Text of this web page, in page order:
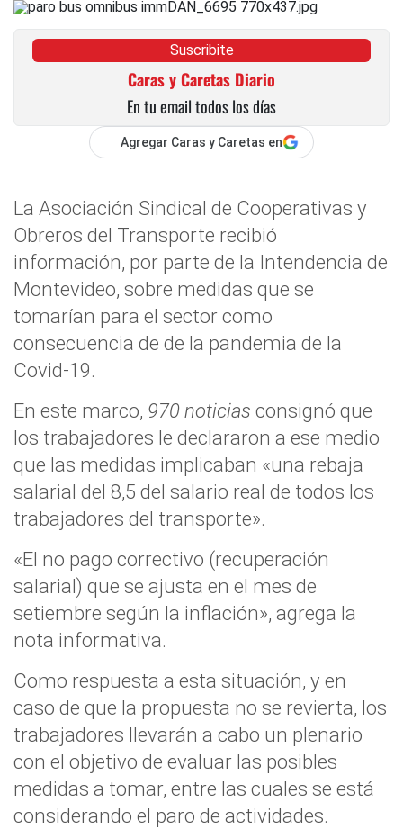
Suscribite
Caras y Caretas Diario
En tu email todos los días
Agregar Caras y Caretas en
La Asociación Sindical de Cooperativas y
Obreros del Transporte recibió
información, por parte de la Intendencia de
Montevideo, sobre medidas que se
tomarían para el sector como
consecuencia de de la pandemia de la
Covid-19.
En este marco, 970 noticias consignó que
los trabajadores le declararon a ese medio
que las medidas implicaban «una rebaja
salarial del 8,5 del salario real de todos los
trabajadores del transporte».
«El no pago correctivo (recuperación
salarial) que se ajusta en el mes de
setiembre según la inflación», agrega la
nota informativa.
Como respuesta a esta situación, y en
caso de que la propuesta no se revierta, los
trabajadores llevarán a cabo un plenario
con el objetivo de evaluar las posibles
medidas a tomar, entre las cuales se está
considerando el paro de actividades.